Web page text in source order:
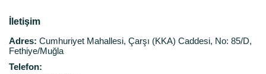
İletişim
Adres: Cumhuriyet Mahallesi, Çarşı (KKA) Caddesi, No: 85/D,
Fethiye/Muğla
Telefon: